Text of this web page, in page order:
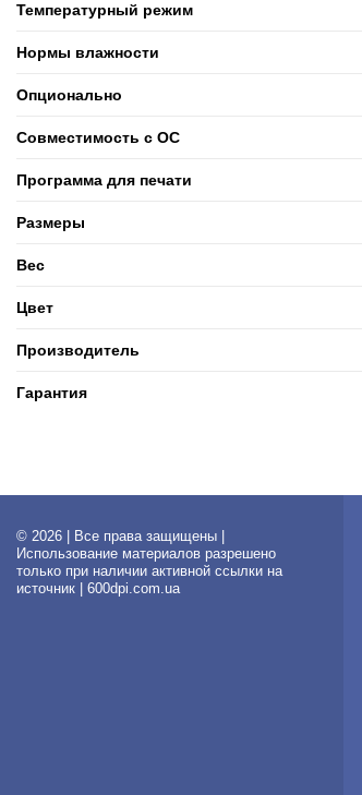
Температурный режим
Нормы влажности
Опционально
Совместимость с ОС
Программа для печати
Размеры
Вес
Цвет
Производитель
Гарантия
© 2026 | Все права защищены |
Использование материалов разрешено
только при наличии активной ссылки на
источник | 600dpi.com.ua